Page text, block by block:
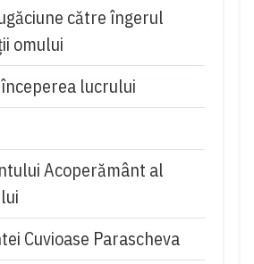
către îngerul
omului
lucrului
Acoperământ al
Cuvioase Parascheva